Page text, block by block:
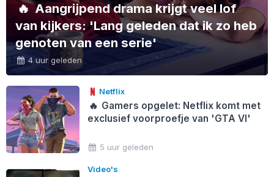
🔥Aangrijpend drama krijgt veel lof
van kijkers: 'Lang geleden dat ik zo heb
genoten van een serie'
4 uur geleden
Netflix
🔥 Gamers opgelet: Netflix komt met
exclusief voorproefje van 'GTA VI'
5 uur geleden
Video's